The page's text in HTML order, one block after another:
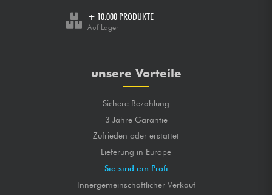
+ 10.000 PRODUKTE
Auf Lager
unsere Vorteile
Sichere Bezahlung
3 Jahre Garantie
Zufrieden oder erstattet
Lieferung in Europe
Sie sind ein Profi
Innergemeinschaftlicher Verkauf